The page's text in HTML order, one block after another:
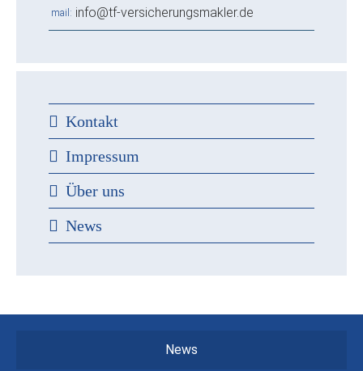
mail info@tf-versicherungsmakler.de
Kontakt
Impressum
Über uns
News
News